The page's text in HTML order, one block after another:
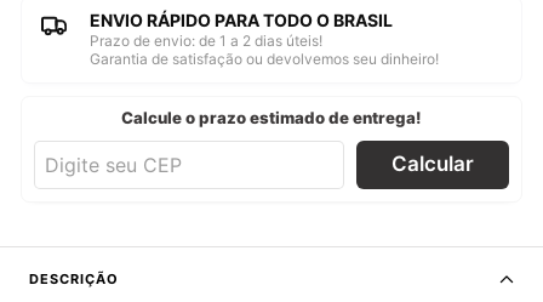
ENVIO RÁPIDO PARA TODO O BRASIL
Prazo de envio: de 1 a 2 dias úteis!
Garantia de satisfação ou devolvemos seu dinheiro!
Calcule o prazo estimado de entrega!
Calcular
DESCRIÇÃO